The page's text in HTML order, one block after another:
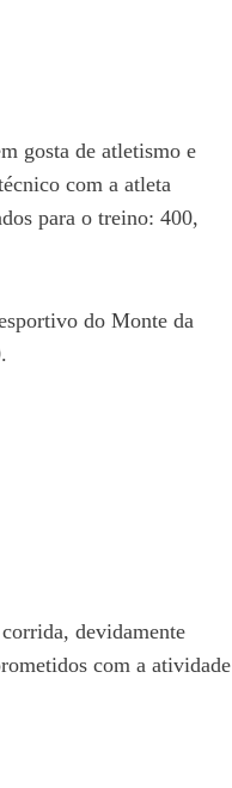
gosta de atletismo e
com a atleta
para o treino: 400,
do Monte da
devidamente
com a atividade